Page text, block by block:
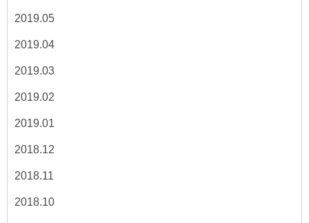
2019.05
2019.04
2019.03
2019.02
2019.01
2018.12
2018.11
2018.10